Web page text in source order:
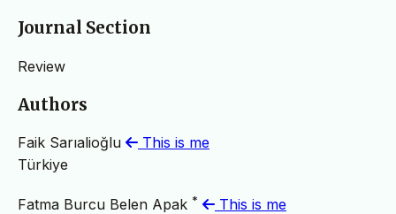
Journal Section
Review
Authors
Faik Sarıalioğlu
This is me
Türkiye
Fatma Burcu Belen Apak *
This is me